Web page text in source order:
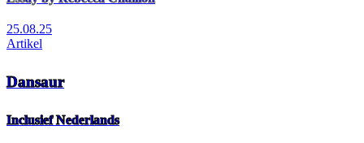
25.08.25
Artikel
Dansaur
Inclusief Nederlands